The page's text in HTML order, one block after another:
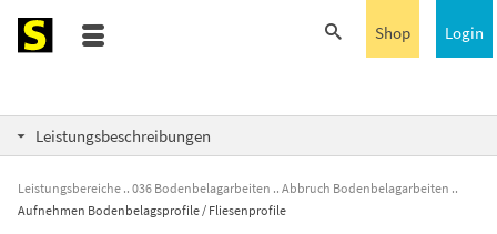
Login
Shop
Leistungsbeschreibungen
Leistungsbereiche 036 Bodenbelagarbeiten
Abbruch Bodenbelagarbeiten
Aufnehmen Bodenbelagsprofile / Fliesenprofile